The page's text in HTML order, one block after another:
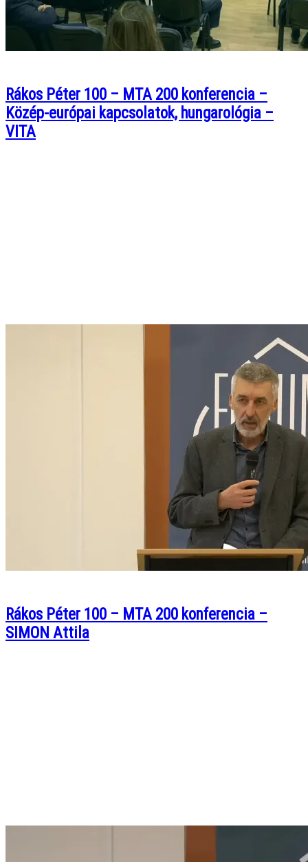
Rákos Péter 100 – MTA 200 konferencia –
Közép-európai kapcsolatok, hungarológia –
VITA
Rákos Péter 100 – MTA 200 konferencia –
SIMON Attila